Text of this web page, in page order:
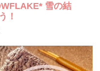
雪の結
！